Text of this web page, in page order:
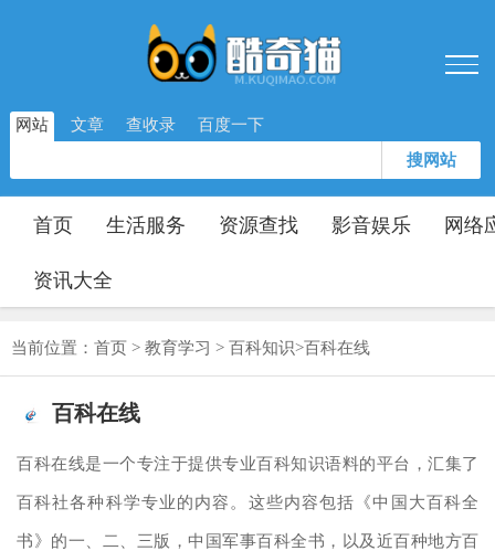
网站 文章 查收录 百度一下
搜网站
首页 生活服务 资源查找 影音娱乐 网络
资讯大全
当前位置： 首页 > 教育学习 > 百科知识>百科在线
百科在线
百科在线是一个专注于提供专业百科知识语料的平台，汇集了
百科社各种科学专业的内容。这些内容包括《中国大百科全
书》的一、二、三版，中国军事百科全书，以及近百种地方百